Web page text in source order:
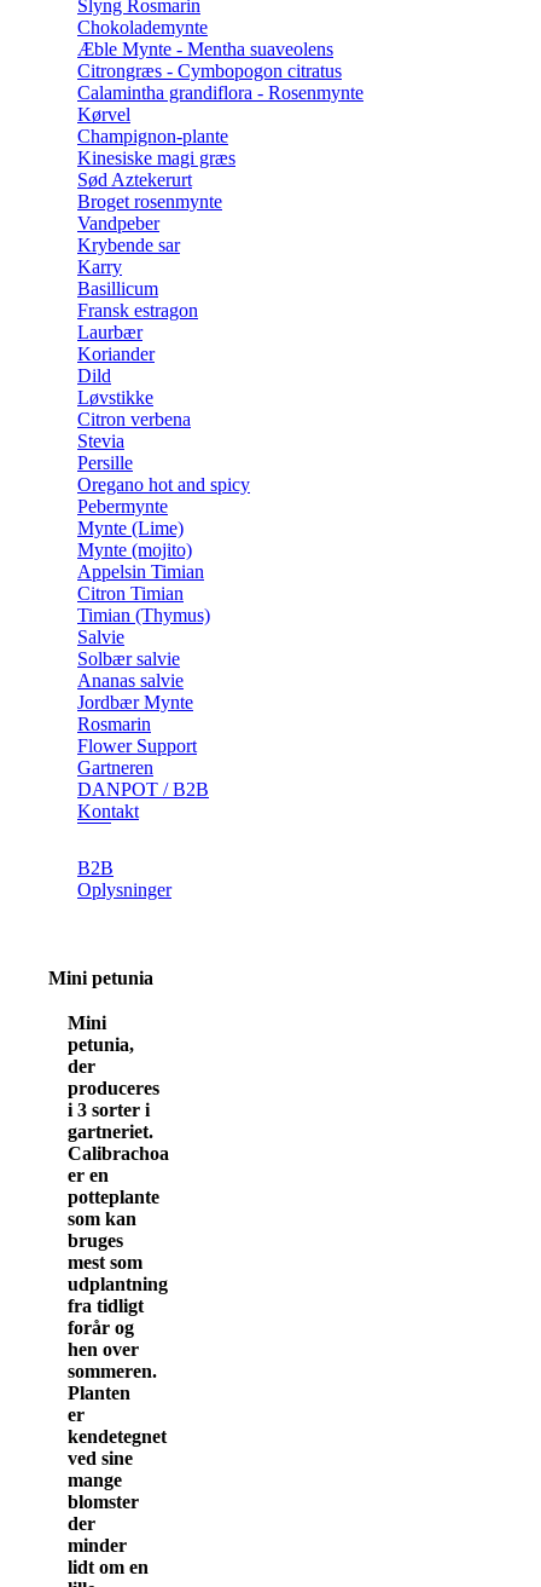
Slyng Rosmarin
Chokolademynte
Æble Mynte - Mentha suaveolens
Citrongræs - Cymbopogon citratus
Calamintha grandiflora - Rosenmynte
Kørvel
Champignon-plante
Kinesiske magi græs
Sød Aztekerurt
Broget rosenmynte
Vandpeber
Krybende sar
Karry
Basillicum
Fransk estragon
Laurbær
Koriander
Dild
Løvstikke
Citron verbena
Stevia
Persille
Oregano hot and spicy
Pebermynte
Mynte (Lime)
Mynte (mojito)
Appelsin Timian
Citron Timian
Timian (Thymus)
Salvie
Solbær salvie
Ananas salvie
Jordbær Mynte
Rosmarin
Flower Support
Gartneren
DANPOT / B2B
Kontakt
B2B
Oplysninger
Mini petunia
Mini
petunia,
der
produceres
i 3 sorter i
gartneriet.
Calibrachoa
er en
potteplante
som kan
bruges
mest som
udplantning
fra tidligt
forår og
hen over
sommeren.
Planten
er
kendetegnet
ved sine
mange
blomster
der
minder
lidt om en